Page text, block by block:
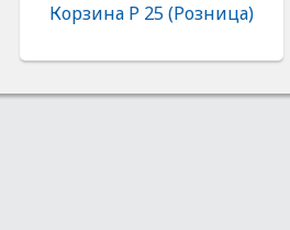
Корзина Р 25 (Розница)